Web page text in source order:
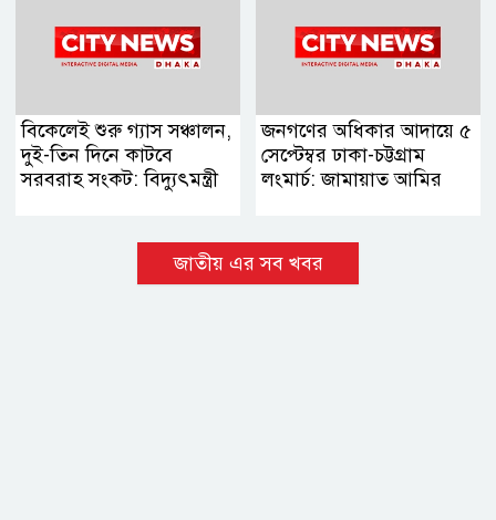
বিকেলেই শুরু গ্যাস সঞ্চালন,
দুই-তিন দিনে কাটবে
সরবরাহ সংকট: বিদ্যুৎমন্ত্রী
জনগণের অধিকার আদায়ে ৫
সেপ্টেম্বর ঢাকা-চট্টগ্রাম
লংমার্চ: জামায়াত আমির
জাতীয় এর সব খবর